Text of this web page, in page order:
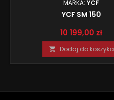
MARKA: YCF
YCF SM 150
Cena
10 199,00 zł
 Dodaj do koszyka